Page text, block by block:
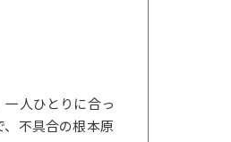
人ひとりに合っ
不具合の根本原